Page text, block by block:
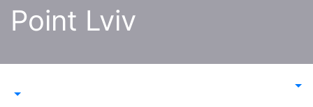
Перейти
Point Lviv